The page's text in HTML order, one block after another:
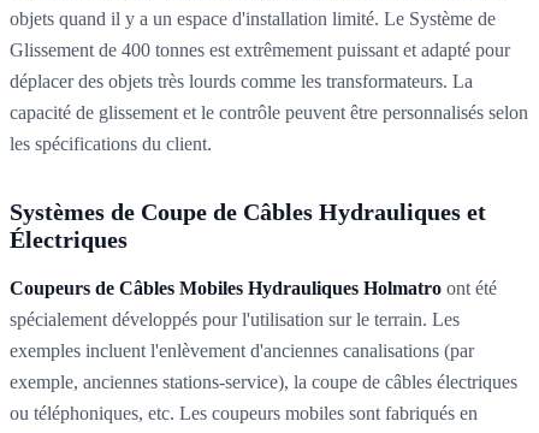
objets quand il y a un espace d'installation limité. Le Système de
Glissement de 400 tonnes est extrêmement puissant et adapté pour
déplacer des objets très lourds comme les transformateurs. La
capacité de glissement et le contrôle peuvent être personnalisés selon
les spécifications du client.
Systèmes de Coupe de Câbles Hydrauliques et
Électriques
Coupeurs de Câbles Mobiles Hydrauliques Holmatro ont été
spécialement développés pour l'utilisation sur le terrain. Les
exemples incluent l'enlèvement d'anciennes canalisations (par
exemple, anciennes stations-service), la coupe de câbles électriques
ou téléphoniques, etc. Les coupeurs mobiles sont fabriqués en